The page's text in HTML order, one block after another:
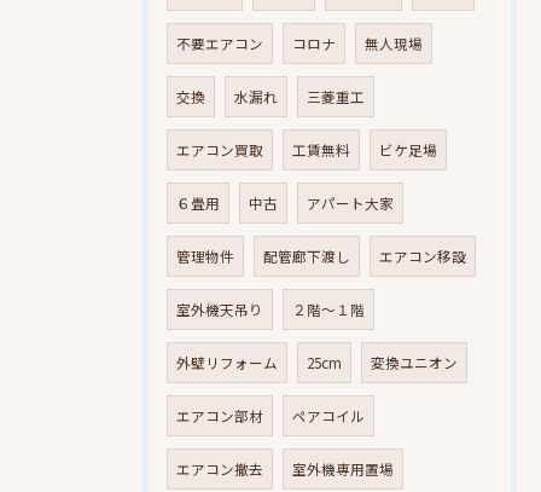
不要エアコン コロナ 無人現場
交換 水漏れ 三菱重工
エアコン買取 工賃無料 ビケ足場
６畳用 中古 アパート大家
管理物件 配管廊下渡し エアコン移設
室外機天吊り ２階～１階
外壁リフォーム 25cm 変換ユニオン
エアコン部材 ペアコイル
エアコン撤去 室外機専用置場